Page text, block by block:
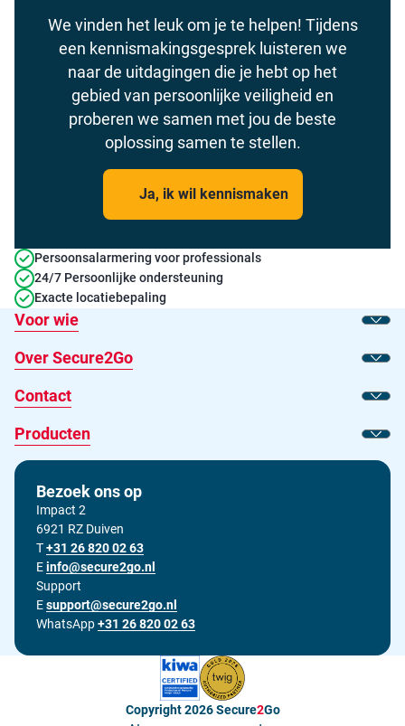
We vinden het leuk om je te helpen! Tijdens
een kennismakingsgesprek luisteren we
naar de uitdagingen die je hebt op het
gebied van persoonlijke veiligheid en
proberen we samen met jou de beste
oplossing samen te stellen.
Ja, ik wil kennismaken
Persoonsalarmering voor professionals
24/7 Persoonlijke ondersteuning
Exacte locatiebepaling
Voor wie
Toon
Over Secure2Go
Toon
Contact
Toon
Producten
Toon
Bezoek ons op
Impact 2
6921 RZ Duiven
TBel ons op
+31 26 820 02 63
EStuur ons een e-mail op
info@secure2go.nl
Support
EStuur onze support afdeling een e-mail op
support@secure2go.nl
WhatsApp+31 26 820 02 63
Copyright 2026Secure2Go